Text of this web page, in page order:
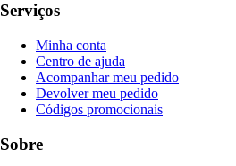
Serviços
Minha conta
Centro de ajuda
Acompanhar meu pedido
Devolver meu pedido
Códigos promocionais
Sobre